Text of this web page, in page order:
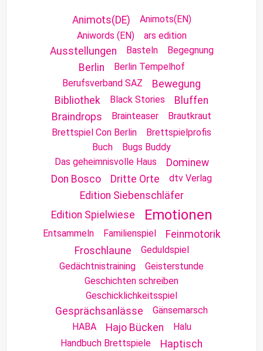
Animots(DE)
Animots(EN)
Aniwords (EN)
ars edition
Ausstellungen Basteln Begegnung
Berlin
Berlin Tempelhof
Berufsverband SAZ
Bewegung
Bibliothek
Black Stories
Bluffen
Braindrops
Brainteaser
Brautkraut
Brettspiel Con Berlin
Brettspielprofis
Buch
Bugs Buddy
Das geheimnisvolle Haus
Dominew
Don Bosco
Dritte Orte dtv Verlag
Edition Siebenschläfer
Edition Spielwiese
Emotionen
Entsammeln Familienspiel
Feinmotorik
Froschlaune
Geduldspiel
Gedächtnistraining
Geisterstunde
Geschichten schreiben
Geschicklichkeitsspiel
Gesprächsanlässe
Gänsemarsch
HABA
Hajo Bücken
Halu
Handbuch Brettspiele
Haptisch